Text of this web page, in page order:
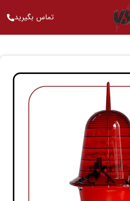
تماس بگیرید